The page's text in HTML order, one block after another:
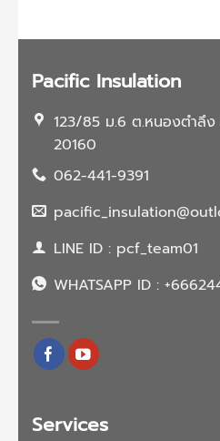
พี
Pacific Insulation
123/85 ม.6 ต.หนองตำลึ
20160
062-441-9391
LINE ID : pcf_team01
WHATSAPP ID :
Services